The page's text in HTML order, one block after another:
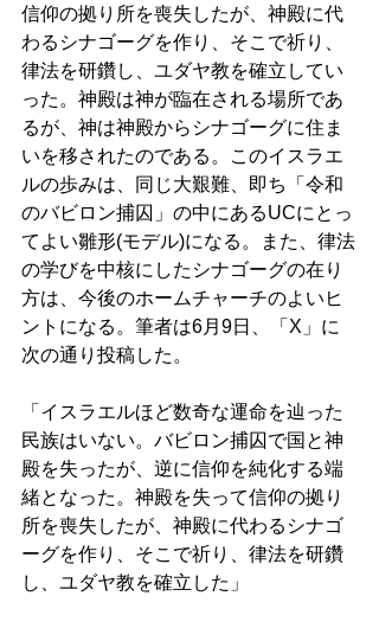
信仰の拠り所を喪失したが、神殿に代
わるシナゴーグを作り、そこで祈り、
律法を研鑽し、ユダヤ教を確立してい
った。神殿は神が臨在される場所であ
るが、神は神殿からシナゴーグに住ま
いを移されたのである。このイスラエ
ルの歩みは、同じ大艱難、即ち「令和
のバビロン捕囚」の中にあるUCにとっ
てよい雛形(モデル)になる。また、律法
の学びを中核にしたシナゴーグの在り
方は、今後のホームチャーチのよいヒ
ントになる。筆者は6月9日、「X」に
次の通り投稿した。
「イスラエルほど数奇な運命を辿った
民族はいない。バビロン捕囚で国と神
殿を失ったが、逆に信仰を純化する端
緒となった。神殿を失って信仰の拠り
所を喪失したが、神殿に代わるシナゴ
ーグを作り、そこで祈り、律法を研鑽
し、ユダヤ教を確立した」